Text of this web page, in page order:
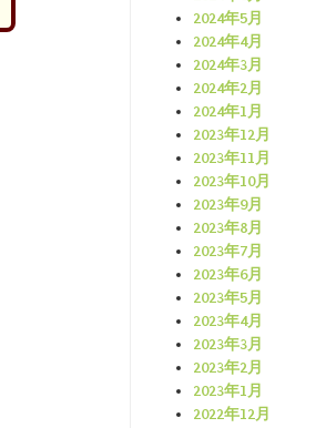
2024年5月
2024年4月
2024年3月
2024年2月
2024年1月
2023年12月
2023年11月
2023年10月
2023年9月
2023年8月
2023年7月
2023年6月
2023年5月
2023年4月
2023年3月
2023年2月
2023年1月
2022年12月